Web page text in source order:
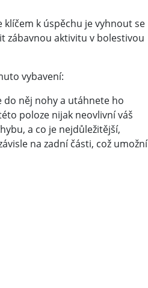
k úspěchu je vyhnout se
zábavnou aktivitu v bolestivou
vybavení:
do něj nohy a utáhnete ho
poloze nijak neovlivní váš
a co je nejdůležitější,
na zadní části, což umožní